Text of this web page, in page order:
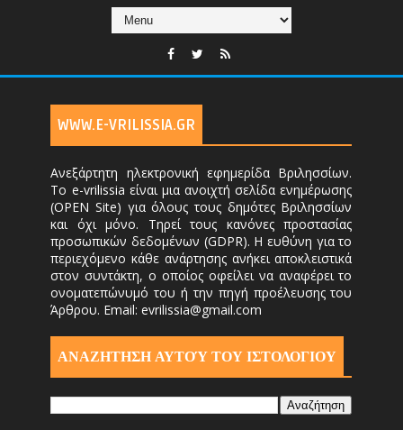
WWW.E-VRILISSIA.GR
Ανεξάρτητη ηλεκτρονική εφημερίδα Βριλησσίων.
Το e-vrilissia είναι μια ανοιχτή σελίδα ενημέρωσης
(OPEN Site) για όλους τους δημότες Βριλησσίων
και όχι μόνο. Τηρεί τους κανόνες προστασίας
προσωπικών δεδομένων (GDPR). Η ευθύνη για το
περιεχόμενο κάθε ανάρτησης ανήκει αποκλειστικά
στον συντάκτη, ο οποίος οφείλει να αναφέρει το
ονοματεπώνυμό του ή την πηγή προέλευσης του
Άρθρου. Email: evrilissia@gmail.com
ΑΝΑΖΗΤΗΣΗ ΑΥΤΟΎ ΤΟΥ ΙΣΤΟΛΟΓΙΟΥ